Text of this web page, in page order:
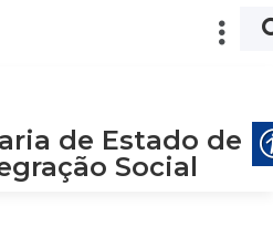
de Estado de
Social